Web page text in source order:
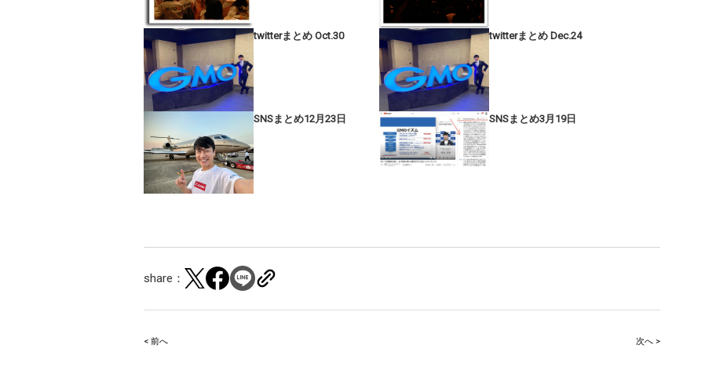
twitterまとめ Oct.30 twitterまとめ Dec.24
SNSまとめ12月23日 SNSまとめ3月19日
share：
Post
< 前へ 次へ >